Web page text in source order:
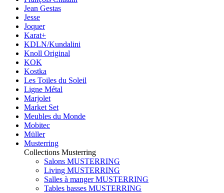
Jean Gestas
Jesse
Joquer
Karat+
KDLN/Kundalini
Knoll Original
KOK
Kostka
Les Toiles du Soleil
Ligne Métal
Marjolet
Market Set
Meubles du Monde
Mobitec
Müller
Musterring
Collections Musterring
Salons MUSTERRING
Living MUSTERRING
Salles à manger MUSTERRING
Tables basses MUSTERRING